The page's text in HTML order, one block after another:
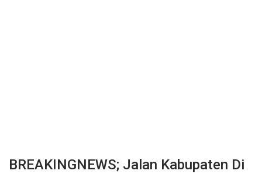
BREAKINGNEWS; Jalan Kabupaten Di